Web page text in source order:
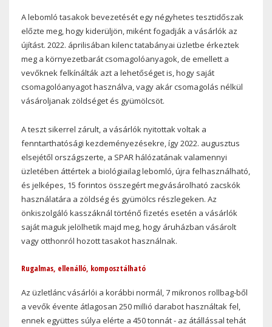
A lebomló tasakok bevezetését egy négyhetes tesztidőszak
előzte meg, hogy kiderüljön, miként fogadják a vásárlók az
újítást. 2022. áprilisában kilenc tatabányai üzletbe érkeztek
meg a környezetbarát csomagolóanyagok, de emellett a
vevőknek felkínálták azt a lehetőséget is, hogy saját
csomagolóanyagot használva, vagy akár csomagolás nélkül
vásároljanak zöldséget és gyümölcsöt.
A teszt sikerrel zárult, a vásárlók nyitottak voltak a
fenntarthatósági kezdeményezésekre, így 2022. augusztus
elsejétől országszerte, a SPAR hálózatának valamennyi
üzletében áttértek a biológiailag lebomló, újra felhasználható,
és jelképes, 15 forintos összegért megvásárolható zacskók
használatára a zöldség és gyümölcs részlegeken. Az
önkiszolgáló kasszáknál történő fizetés esetén a vásárlók
saját maguk jelölhetik majd meg, hogy áruházban vásárolt
vagy otthonról hozott tasakot használnak.
Rugalmas, ellenálló, komposztálható
Az üzletlánc vásárlói a korábbi normál, 7 mikronos rollbag-ből
a vevők évente átlagosan 250 millió darabot használtak fel,
ennek együttes súlya elérte a 450 tonnát - az átállással tehát